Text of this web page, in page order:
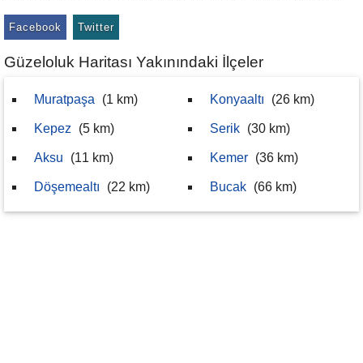
Facebook Twitter
Güzeloluk Haritası Yakınındaki İlçeler
Muratpaşa (1 km)
Kepez (5 km)
Aksu (11 km)
Döşemealtı (22 km)
Konyaaltı (26 km)
Serik (30 km)
Kemer (36 km)
Bucak (66 km)